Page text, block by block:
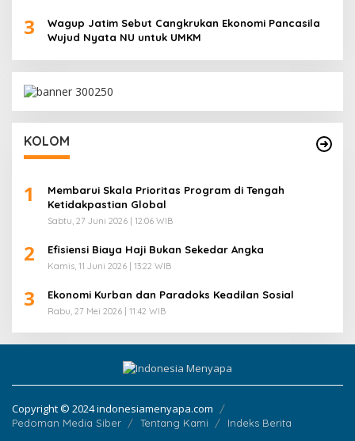
3
Wagup Jatim Sebut Cangkrukan Ekonomi Pancasila
Wujud Nyata NU untuk UMKM
KOLOM
1
Membarui Skala Prioritas Program di Tengah
Ketidakpastian Global
Sabtu, 27 Juni 2026 | 12:06 WIB
2 Efisiensi Biaya Haji Bukan Sekedar Angka
Kamis, 11 Juni 2026 | 13:22 WIB
3 Ekonomi Kurban dan Paradoks Keadilan Sosial
Rabu, 27 Mei 2026 | 11:42 WIB
Copyright © 2024 indonesiamenyapa.com
Pedoman Media Siber Tentang Kami Indeks Berita